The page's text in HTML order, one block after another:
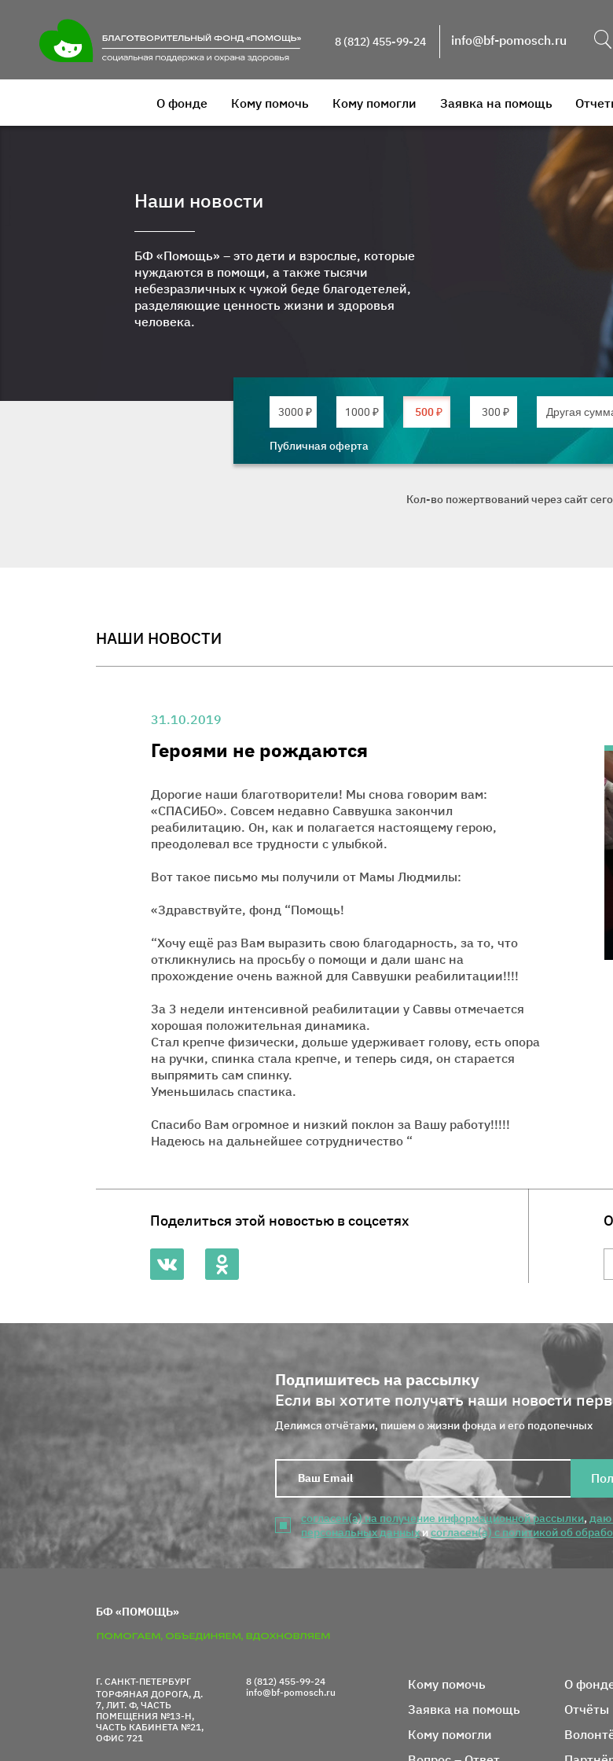
8 (812) 455-99-24 info@bf-pomosch.ru
О фонде Кому помочь Кому помогли Заявка на помощь
Наши новости
БФ «Помощь» – это дети и взрослые, которые
нуждаются в помощи, а также тысячи
небезразличных к чужой беде благодетелей,
разделяющие ценность жизни и здоровья
человека.
3000 ₽ 1000 ₽ 500 ₽ 300 ₽
Публичная оферта
Кол-во пожертвований через сайт
НАШИ НОВОСТИ
31.10.2019
Героями не рождаются
Дорогие наши благотворители! Мы снова говорим вам:
«СПАСИБО». Совсем недавно Саввушка закончил
реабилитацию. Он, как и полагается настоящему герою,
преодолевал все трудности с улыбкой.
Вот такое письмо мы получили от Мамы Людмилы:
«Здравствуйте, фонд “Помощь!
“Хочу ещё раз Вам выразить свою благодарность, за то, что
откликнулись на просьбу о помощи и дали шанс на
прохождение очень важной для Саввушки реабилитации!!!!
За 3 недели интенсивной реабилитации у Саввы отмечается
хорошая положительная динамика.
Стал крепче физически, дольше удерживает голову, есть опора
на ручки, спинка стала крепче, и теперь сидя, он старается
выпрямить сам спинку.
Уменьшилась спастика.
Спасибо Вам огромное и низкий поклон за Вашу работу!!!!!
Надеюсь на дальнейшее сотрудничество “
Поделиться этой новостью в соцсетях
Подпишитесь на рассылку
Если вы хотите получать наши новости
Делимся отчётами, пишем о жизни фонда и его подопечных
согласен(а) на получение информационной рассылки, даю
персональных данныхи согласен(а) с политикой об
БФ «ПОМОЩЬ»
Г. САНКТ-ПЕТЕРБУРГ
ТОРФЯНАЯ ДОРОГА, Д.
7, ЛИТ. Ф, ЧАСТЬ
ПОМЕЩЕНИЯ №13-Н,
ЧАСТЬ КАБИНЕТА №21,
ОФИС 721
8 (812) 455-99-24
info@bf-pomosch.ru
Вся информация о фонде
Кому помочь
Заявка на помощь
Кому помогли
О
Отчёты